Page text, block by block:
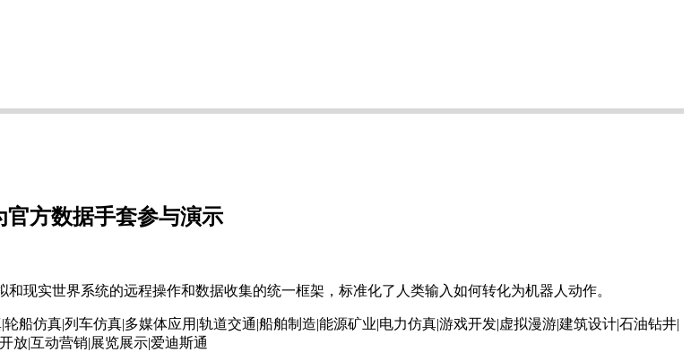
官方数据手套参与演示
和现实世界系统的远程操作和数据收集的统一框架，标准化了人类输入如何转化为机器人动作。